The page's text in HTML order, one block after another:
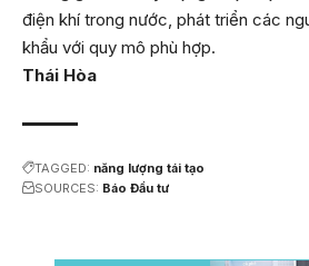
điện khí trong nước, phát triển các
khẩu với quy mô phù hợp.
Thái Hòa
TAGGED: năng lượng tái tạo
SOURCES: Báo Đầu tư